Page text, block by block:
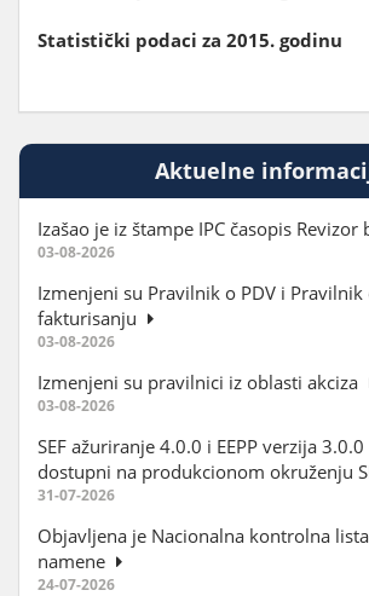
Statistički podaci za 2015. godinu
Aktuelne
Izašao je iz štampe IPC časopis Revizor
03-08-2026
Izmenjeni su Pravilnik o PDV i
fakturisanju
03-08-2026
Izmenjeni su pravilnici iz oblasti akciza
03-08-2026
SEF ažuriranje 4.0.0 i EEPP verzija
dostupni na produkcionom okruženju
31-07-2026
Objavljena je Nacionalna kontrolna
namene
24-07-2026